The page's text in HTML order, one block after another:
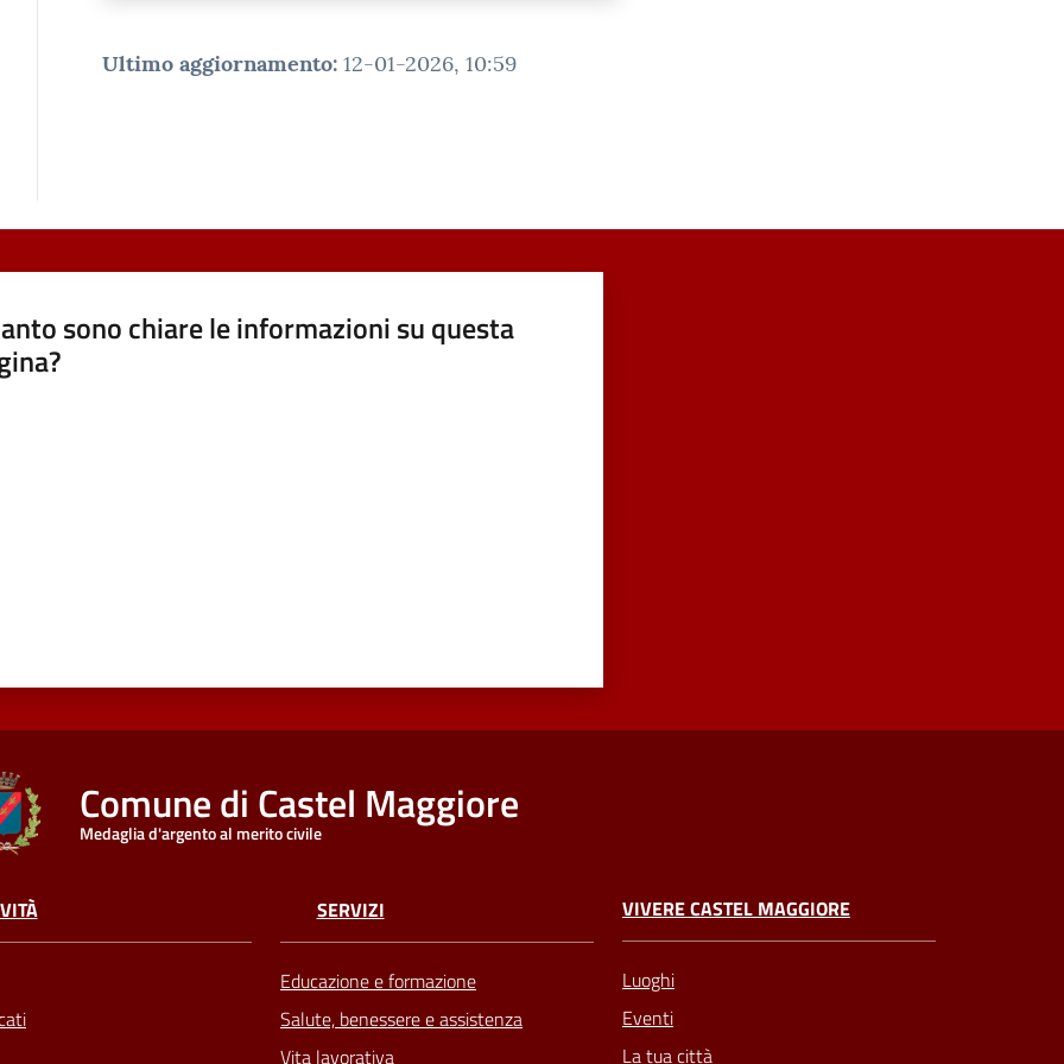
Ultimo aggiornamento: 12-01-2026, 10:59
sono chiare le informazioni su questa
Comune di Castel Maggiore
Medaglia d'argento al merito civile
SERVIZI
Educazione e formazione
Salute, benessere e assistenza
Vita lavorativa
VIVERE CASTEL MAGGIORE
Luoghi
Eventi
La tua città